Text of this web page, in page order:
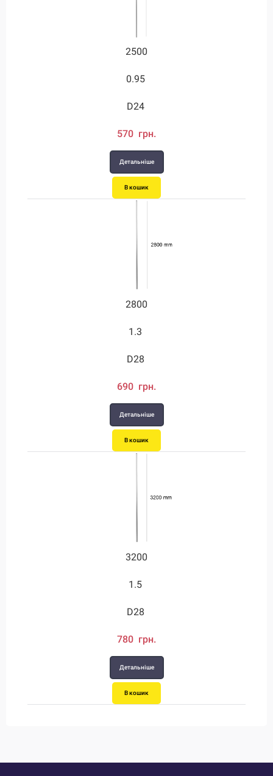
2500
0.95
D24
570 грн.
Детальніше
В кошик
2800
1.3
D28
690 грн.
Детальніше
В кошик
3200
1.5
D28
780 грн.
Детальніше
В кошик